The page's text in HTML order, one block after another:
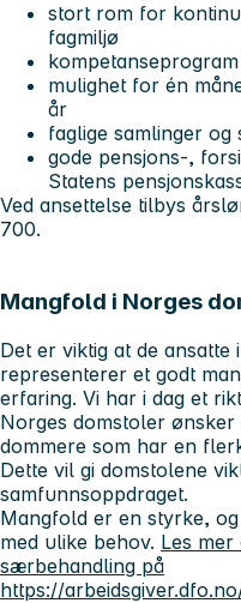
stort rom for
fagmiljø
mulighet for én
år
faglige samlinger og
gode pensjons-,
Statens
Ved ansettelse tilbys
700.
Mangfold i Norges
Det er viktig at de
representerer et godt
erfaring. Vi har i dag et
Norges domstoler
dommere som har en
Dette vil gi domstolene
samfunnsoppdraget.
Mangfold er en styrke,
med ulike behov. Les
særbehandling på
https://